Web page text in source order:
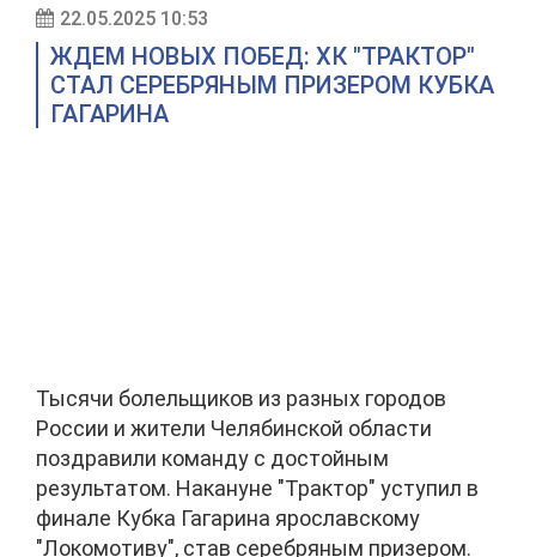
22.05.2025 10:53
ЖДЕМ НОВЫХ ПОБЕД: ХК "ТРАКТОР"
СТАЛ СЕРЕБРЯНЫМ ПРИЗЕРОМ КУБКА
ГАГАРИНА
Тысячи болельщиков из разных городов
России и жители Челябинской области
поздравили команду с достойным
результатом. Накануне "Трактор" уступил в
финале Кубка Гагарина ярославскому
"Локомотиву", став серебряным призером.